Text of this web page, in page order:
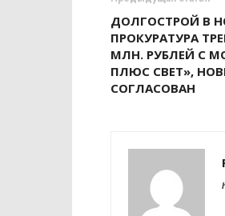
ДОЛГОСТРОЙ В
ПРОКУРАТУРА
МЛН. РУБЛЕЙ С
ПЛЮС СВЕТ»,
СОГЛАСОВАН